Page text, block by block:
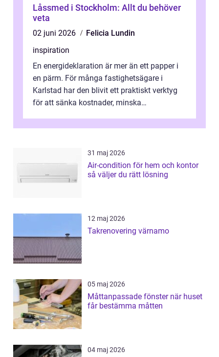
Låssmed i Stockholm: Allt du behöver
veta
02 juni 2026
Felicia Lundin
inspiration
En energideklaration är mer än ett papper i
en pärm. För många fastighetsägare i
Karlstad har den blivit ett praktiskt verktyg
för att sänka kostnader, minska
31 maj 2026
Air-condition för hem och kontor
så väljer du rätt lösning
12 maj 2026
Takrenovering värnamo
05 maj 2026
Måttanpassade fönster när huset
får bestämma måtten
04 maj 2026